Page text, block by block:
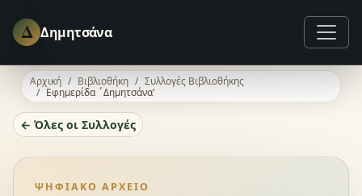
Δ Δημητσάνα
Αρχική Βιβλιοθήκη
Συλλογές Βιβλιοθήκης
Εφημερίδα ΄Δημητσάνα'
← Όλες οι Συλλογές
ΨΗΦΙΑΚΌ ΑΡΧΕΊΟ